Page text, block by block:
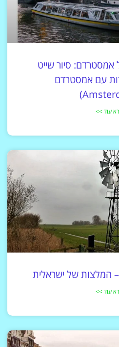
סיור שייט
עם אמסטרדם
עוד >>
המלצות של ישראלית
עוד >>